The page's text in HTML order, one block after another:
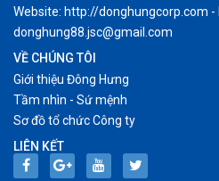
Website: http://donghungcorp.com -
donghung88.jsc@gmail.com
VỀ CHÚNG TÔI
Giới thiệu Đông Hưng
Tầm nhìn - Sứ mệnh
Sơ đồ tổ chức Công ty
LIÊN KẾT